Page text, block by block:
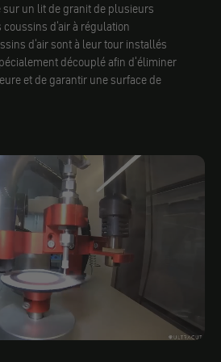
sur un lit de granit de plusieurs
d'air à régulation
d'air sont à leur tour installés
découplé afin d'éliminer
et de garantir une surface de